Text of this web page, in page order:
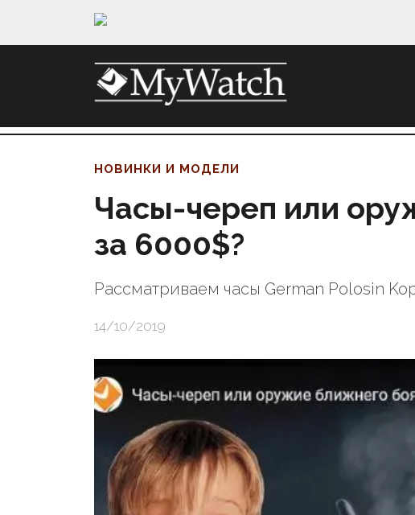
НОВИНКИ И МОДЕЛИ
Часы-череп или
за 6000$?
Рассматриваем часы German Polosin
14/10/2019